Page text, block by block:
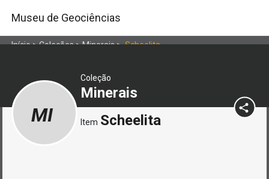
Museu de Geociências
Início>Coleções>Minerais>Scheelita
Coleção
Minerais
MI Item Scheelita